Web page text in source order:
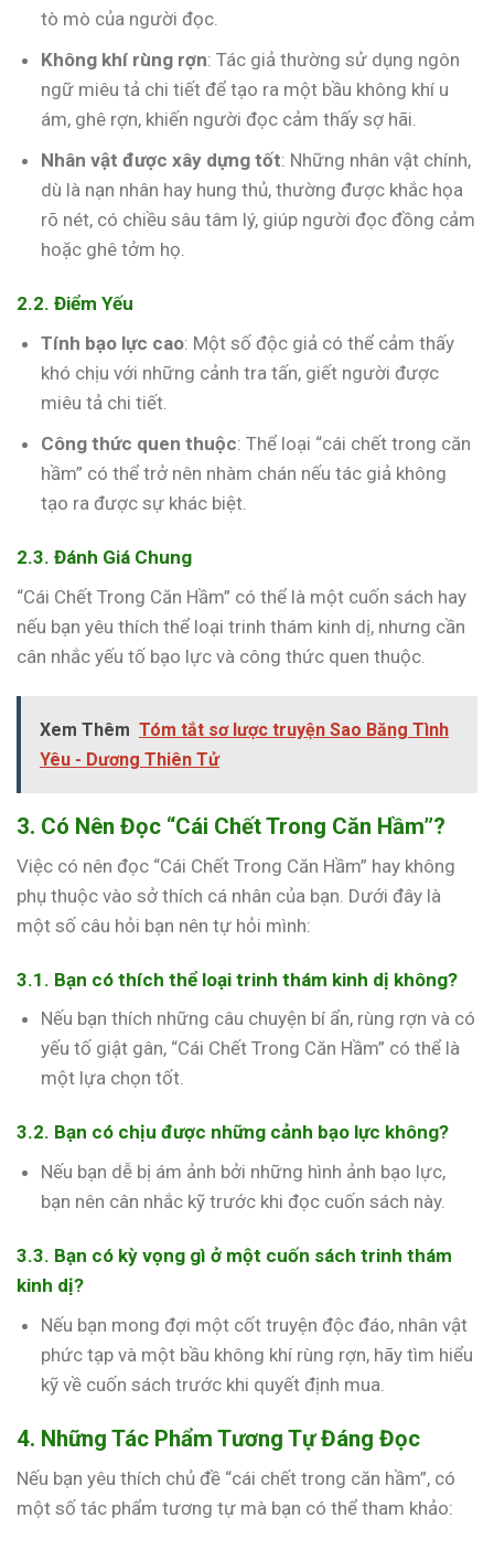
tò mò của người đọc.
Không khí rùng rợn: Tác giả thường sử dụng ngôn
ngữ miêu tả chi tiết để tạo ra một bầu không khí u
ám, ghê rợn, khiến người đọc cảm thấy sợ hãi.
Nhân vật được xây dựng tốt: Những nhân vật chính,
dù là nạn nhân hay hung thủ, thường được khắc họa
rõ nét, có chiều sâu tâm lý, giúp người đọc đồng cảm
hoặc ghê tởm họ.
2.2. Điểm Yếu
Tính bạo lực cao: Một số độc giả có thể cảm thấy
khó chịu với những cảnh tra tấn, giết người được
miêu tả chi tiết.
Công thức quen thuộc: Thể loại “cái chết trong căn
hầm” có thể trở nên nhàm chán nếu tác giả không
tạo ra được sự khác biệt.
2.3. Đánh Giá Chung
“Cái Chết Trong Căn Hầm” có thể là một cuốn sách hay
nếu bạn yêu thích thể loại trinh thám kinh dị, nhưng cần
cân nhắc yếu tố bạo lực và công thức quen thuộc.
Xem Thêm Tóm tắt sơ lược truyện Sao Băng Tình
Yêu - Dương Thiên Tử
3. Có Nên Đọc “Cái Chết Trong Căn Hầm”?
Việc có nên đọc “Cái Chết Trong Căn Hầm” hay không
phụ thuộc vào sở thích cá nhân của bạn. Dưới đây là
một số câu hỏi bạn nên tự hỏi mình:
3.1. Bạn có thích thể loại trinh thám kinh dị không?
Nếu bạn thích những câu chuyện bí ẩn, rùng rợn và có
yếu tố giật gân, “Cái Chết Trong Căn Hầm” có thể là
một lựa chọn tốt.
3.2. Bạn có chịu được những cảnh bạo lực không?
Nếu bạn dễ bị ám ảnh bởi những hình ảnh bạo lực,
bạn nên cân nhắc kỹ trước khi đọc cuốn sách này.
3.3. Bạn có kỳ vọng gì ở một cuốn sách trinh thám
kinh dị?
Nếu bạn mong đợi một cốt truyện độc đáo, nhân vật
phức tạp và một bầu không khí rùng rợn, hãy tìm hiểu
kỹ về cuốn sách trước khi quyết định mua.
4. Những Tác Phẩm Tương Tự Đáng Đọc
Nếu bạn yêu thích chủ đề “cái chết trong căn hầm”, có
một số tác phẩm tương tự mà bạn có thể tham khảo: